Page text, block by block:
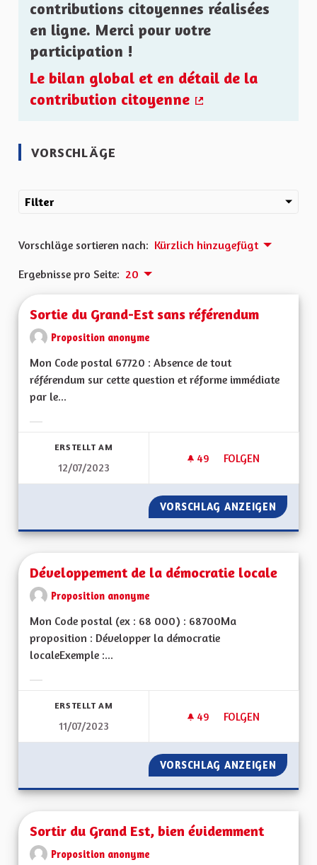
contributions citoyennes réalisées
en ligne. Merci pour votre
participation !
Le bilan global et en détail de la
contribution citoyenne
VORSCHLÄGE
Filter
Vorschläge sortieren nach: Kürzlich hinzugefügt
Ergebnisse pro Seite: 20
Sortie du Grand-Est sans référendum
Proposition anonyme
Mon Code postal 67720 : Absence de tout
référendum sur cette question et réforme immédiate
par le...
ERSTELLT AM
12/07/2023
49 49 FOLLOWER
FOLGEN
SORTIE DU
VORSCHLAG ANZEIGEN
Développement de la démocratie locale
Proposition anonyme
Mon Code postal (ex : 68 000) : 68700Ma
proposition : Développer la démocratie
localeExemple :...
ERSTELLT AM
11/07/2023
49 49 FOLLOWER
FOLGEN
DÉVELOPPEMENT
VORSCHLAG ANZEIGEN
Sortir du Grand Est, bien évidemment
Proposition anonyme